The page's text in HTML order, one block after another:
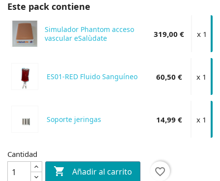
Este pack contiene
Simulador Phantom acceso
vascular eSalùdate
319,00 € x 1
ES01-RED Fluido Sanguíneo 60,50 € x 1
Soporte jeringas 14,99 € x 1
Cantidad
 Añadir al carrito
favorite_border